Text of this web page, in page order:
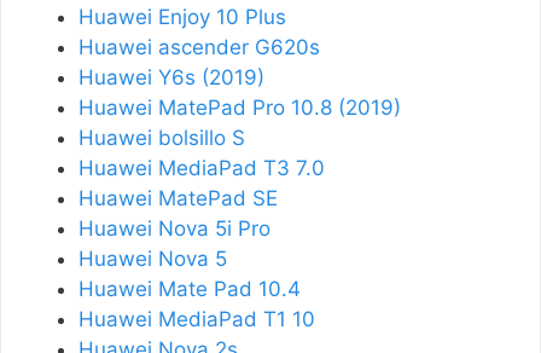
Huawei Enjoy 10 Plus
Huawei ascender G620s
Huawei Y6s (2019)
Huawei MatePad Pro 10.8 (2019)
Huawei bolsillo S
Huawei MediaPad T3 7.0
Huawei MatePad SE
Huawei Nova 5i Pro
Huawei Nova 5
Huawei Mate Pad 10.4
Huawei MediaPad T1 10